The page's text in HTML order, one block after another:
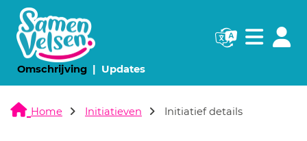
Omschrijving(huidige pagina)
Updates(huidige pagina)
Navigatie
Home Initiatieven Initiatief details